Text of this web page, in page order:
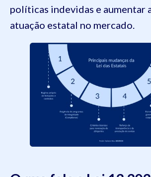
políticas indevidas e aumentar
atuação estatal no mercado.